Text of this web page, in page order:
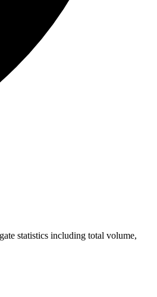
statistics including total volume,